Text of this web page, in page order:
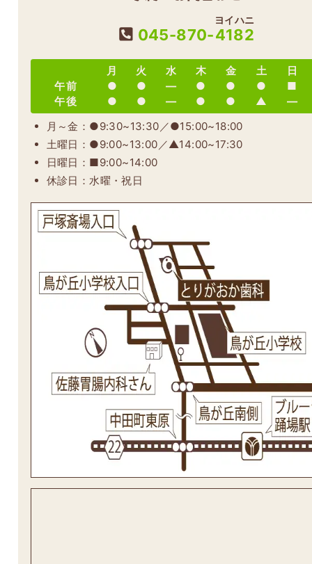
045-870-4182
ヨイハニ
月 火 水 木 金 土
日
午前
● ● ― ● ● ●
■
午後
● ● ― ● ● ▲
―
月～金：●9:30~13:30／●15:00~18:00
土曜日：●9:00~13:00／▲14:00~17:30
日曜日：■9:00~14:00
休診日：水曜・祝日